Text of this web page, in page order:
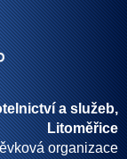
a služeb,
Litoměřice
organizace